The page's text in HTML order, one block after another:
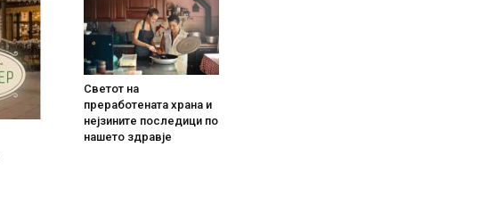
Светот на
преработената храна и
нејзините последици по
нашето здравје